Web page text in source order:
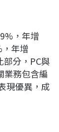
，年增
年增
部分，PC與
業務包含編
現優異，成